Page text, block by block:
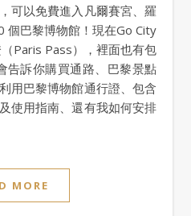
可以免費進入凡爾賽宮、羅
個巴黎博物館！現在Go City
Paris Pass），裡面也有包
告訴你購買通路、巴黎景點
用巴黎博物館通行證、包含
使用指南、還有我如何安排
MORE